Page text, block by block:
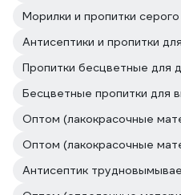
Морилки и пропитки
Антисептики и пропитки
Пропитки бесцветные для
Бесцветные пропитки для
Оптом (лакокрасочные
Оптом (лакокрасочные
Антисептик